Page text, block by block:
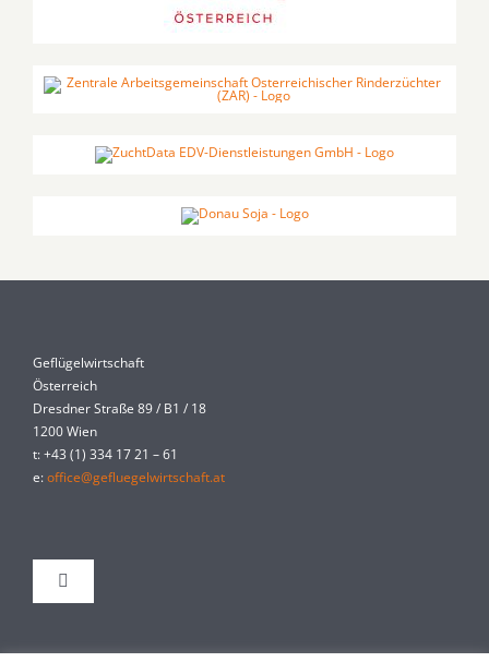
Geflügelwirtschaft
Österreich
Dresdner Straße 89 / B1 / 18
1200 Wien
t: +43 (1) 334 17 21 – 61
e:office@gefluegelwirtschaft.at
Toggle